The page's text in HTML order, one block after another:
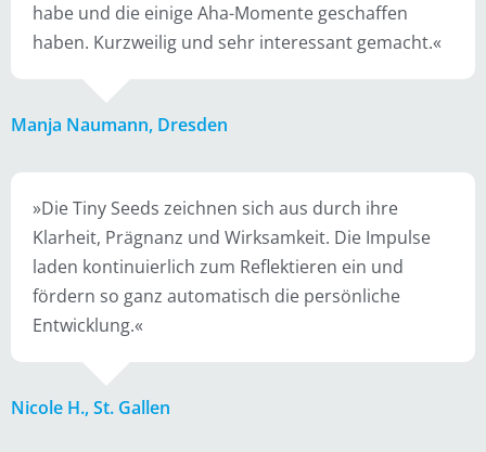
habe und die einige Aha-Momente geschaffen
haben. Kurzweilig und sehr interessant gemacht.«
Manja Naumann, Dresden
»Die Tiny Seeds zeichnen sich aus durch ihre
Klarheit, Prägnanz und Wirksamkeit. Die Impulse
laden kontinuierlich zum Reflektieren ein und
fördern so ganz automatisch die persönliche
Entwicklung.«
Nicole H., St. Gallen